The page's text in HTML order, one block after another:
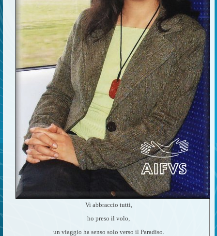
Vi abbraccio tutti,
ho preso il volo,
un viaggio ha senso solo verso il Paradiso.